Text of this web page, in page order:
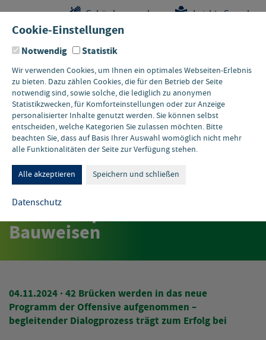
Kontakt
Gebärdensprache Leichte Sprache
Nächste Schritte der
Sanierungsoffensive NRW:
Mehr Tempo und innovative
Bauweisen
04.11.2024 · 42 Brücken werden in das neue
Programm der Offensive aufgenommen –
begleitender Dialogprozess trägt zum Erfolg bei
Cookie-Einstellungen
Notwendig Statistik
Wir verwenden Cookies, um Ihnen ein optimales Webseiten-Erlebnis
zu bieten. Dazu zählen Cookies, die für den Betrieb der Seite
notwendig sind, sowie solche, die lediglich zu anonymen
Statistikzwecken, für Komforteinstellungen oder zur Anzeige
personalisierter Inhalte genutzt werden. Sie können selbst
entscheiden, welche Kategorien Sie zulassen möchten. Bitte
beachten Sie, dass auf Basis Ihrer Auswahl womöglich nicht mehr
alle Funktionalitäten der Seite zur Verfügung stehen.
Alle akzeptieren Speichern und schließen
Datenschutz